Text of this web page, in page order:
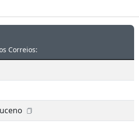
Correios: